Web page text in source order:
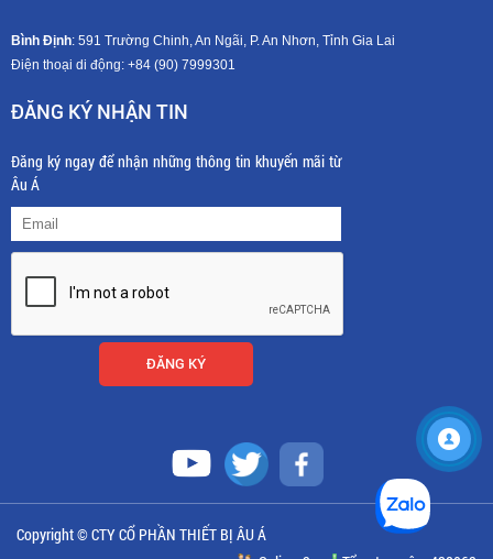
Bình Định: 591 Trường Chinh, An Ngãi, P. An Nhơn, Tỉnh Gia Lai
Điện thoại di động: +84 (90) 7999301
ĐĂNG KÝ NHẬN TIN
Đăng ký ngay để nhận những thông tin khuyến mãi từ
Âu Á
Copyright © CTY CỔ PHẦN THIẾT BỊ ÂU Á